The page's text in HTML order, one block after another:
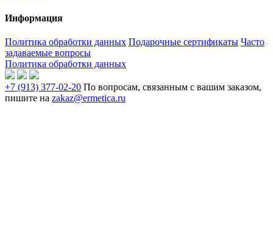
Информация
Политика обработки данных Подарочные сертификаты Часто
задаваемые вопросы
Политика обработки данных
+7 (913) 377-02-20 По вопросам, связанным с вашим заказом,
пишите на zakaz@ermetica.ru